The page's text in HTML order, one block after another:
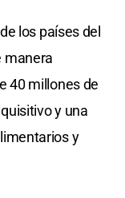
los países del
manera
40 millones de
y una
y